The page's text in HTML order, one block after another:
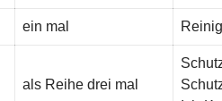
ein mal
als Reihe drei mal